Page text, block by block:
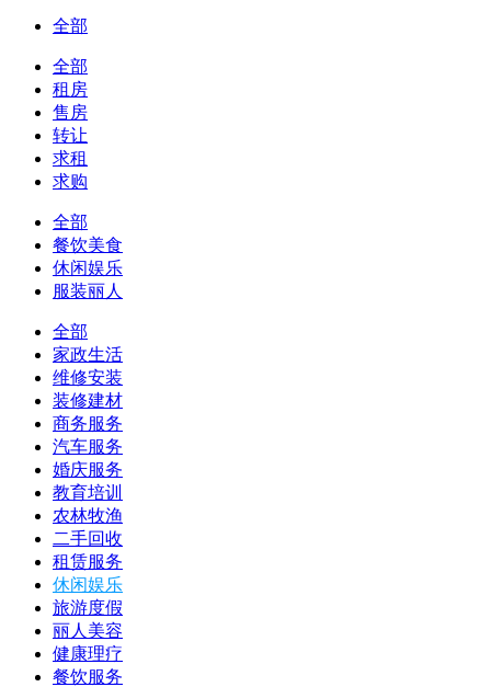
全部
全部
租房
售房
转让
求租
求购
全部
餐饮美食
休闲娱乐
服装丽人
全部
家政生活
维修安装
装修建材
商务服务
汽车服务
婚庆服务
教育培训
农林牧渔
二手回收
租赁服务
休闲娱乐
旅游度假
丽人美容
健康理疗
餐饮服务